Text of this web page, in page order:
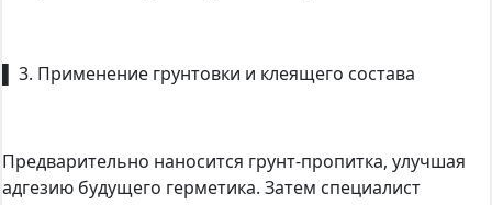
▌ 3. Применение грунтовки и клеящего состава
Предварительно наносится грунт-пропитка, улучшая
адгезию будущего герметика. Затем специалист